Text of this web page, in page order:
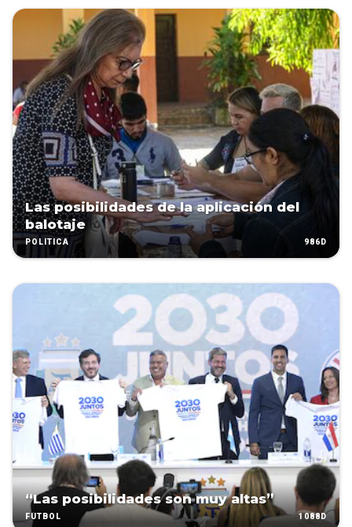
Las posibilidades de la aplicación del
balotaje
POLÍTICA 986D
“Las posibilidades son muy altas”
FÚTBOL 1088D